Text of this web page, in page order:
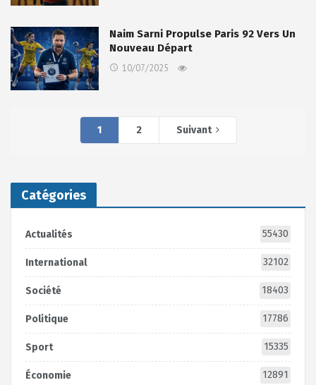
Naim Sarni Propulse Paris 92 Vers Un
Nouveau Départ
10/07/2025
1 2 Suivant
Catégories
Actualités 55430
International 32102
Société 18403
Politique 17786
Sport 15335
Économie 12891